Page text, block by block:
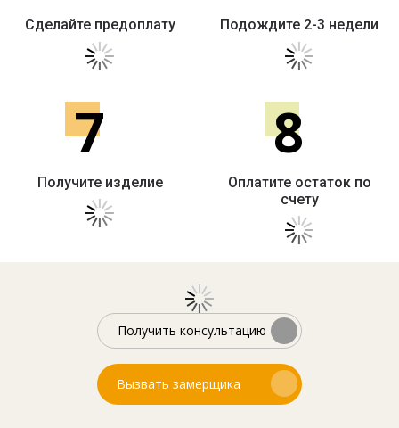
Сделайте предоплату Подождите 2-3 недели
7
Получите изделие
8
Оплатите остаток по
счету
Получить консультацию
Вызвать замерщика